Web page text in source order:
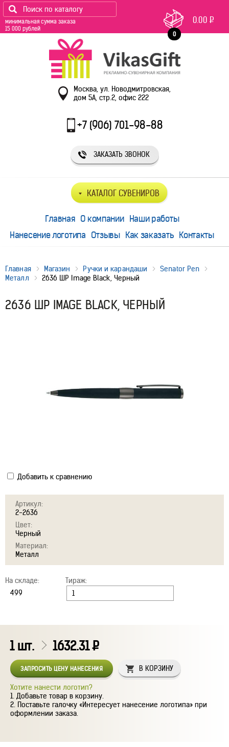
минимальная сумма заказа
15 000 рублей
0
0.00 Р
Москва, ул. Новодмитровская,
дом 5А, стр.2, офис 222
+7 (906) 701-98-88
ЗАКАЗАТЬ ЗВОНОК
КАТАЛОГ СУВЕНИРОВ
Главная О компании Наши работы
Нанесение логотипа Отзывы Как заказать Контакты
Главная Магазин Ручки и карандаши
Senator Pen
Металл
2636 ШР Image Black, Черный
2636 ШР IMAGE BLACK, ЧЕРНЫЙ
Добавить к сравнению
Артикул:
2-2636
Цвет:
Черный
Материал:
Металл
На складе: Тираж:
1шт. 1632.31Р
ЗАПРОСИТЬ ЦЕНУ НАНЕСЕНИЯ В КОРЗИНУ
Хотите нанести логотип?
Добавьте товар в корзину.
Поставьте галочку «Интересует нанесение логотипа» при
оформлении заказа.